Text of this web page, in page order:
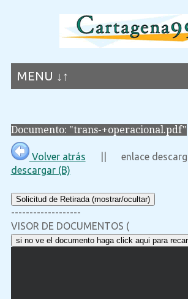
MENU ↓↑
Documento: "trans-+operacional.pdf"
Volver atrás || enlace
descargar (B)
Solicitud de Retirada (mostrar/ocultar)
-------------------
VISOR DE DOCUMENTOS (
si no ve el documento haga click aqui para